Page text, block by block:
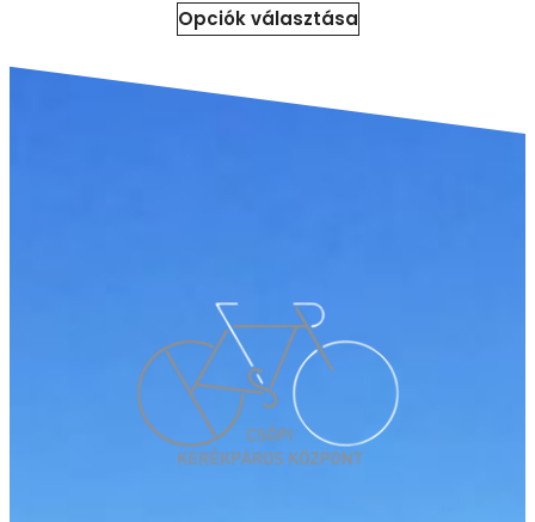
Opciók választása